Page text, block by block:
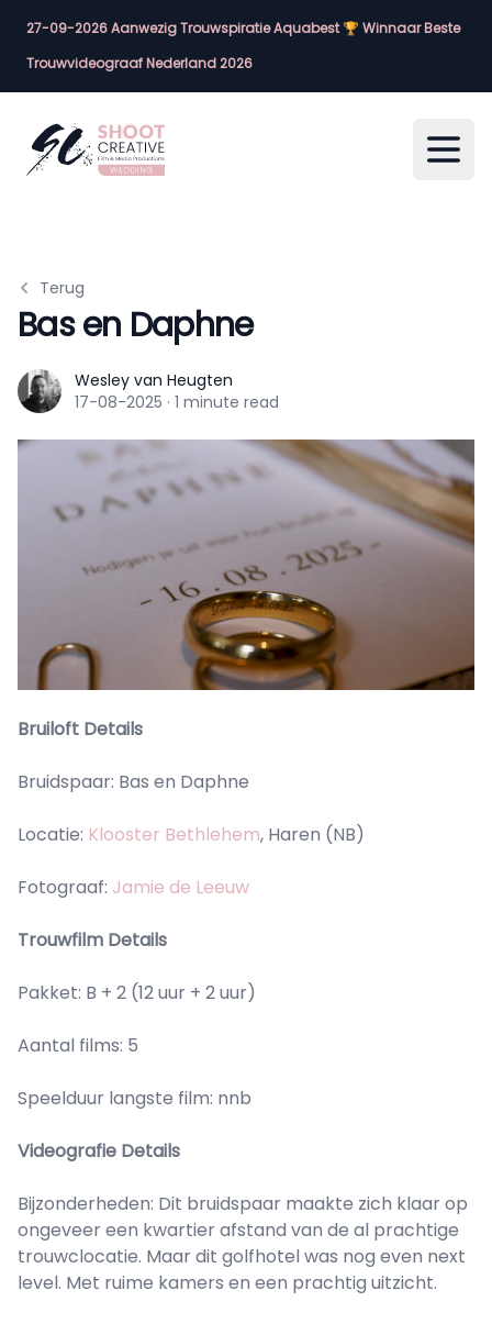
27-09-2026 Aanwezig Trouwspiratie Aquabest 🏆 Winnaar Beste
Trouwvideograaf Nederland 2026
Terug
Bas en Daphne
Wesley van Heugten
Wesley van Heugten
17-08-2025 · 1 minute read
Bruiloft Details
Bruidspaar: Bas en Daphne
Locatie: Klooster Bethlehem, Haren (NB)
Fotograaf: Jamie de Leeuw
Trouwfilm Details
Pakket: B + 2 (12 uur + 2 uur)
Aantal films: 5
Speelduur langste film: nnb
Videografie Details
Bijzonderheden: Dit bruidspaar maakte zich klaar op
ongeveer een kwartier afstand van de al prachtige
trouwclocatie. Maar dit golfhotel was nog even next
level. Met ruime kamers en een prachtig uitzicht.